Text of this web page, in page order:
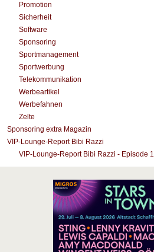
Promotion
Sicherheit
Software
Sponsoring
Sportmanagement
Sportwerbung
Telekommunikation
Werbeartikel
Werbefahnen
Zelte
Sponsoring extra Magazin
VIP-Lounge-Report Bibi Razzi
VIP-Lounge-Report Bibi Razzi - Episode 1